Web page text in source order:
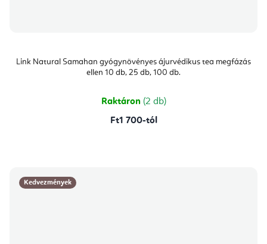
Link Natural Samahan gyógynövényes ájurvédikus tea megfázás
ellen 10 db, 25 db, 100 db.
Raktáron (2 db)
Ft1 700-tól
Kedvezmények